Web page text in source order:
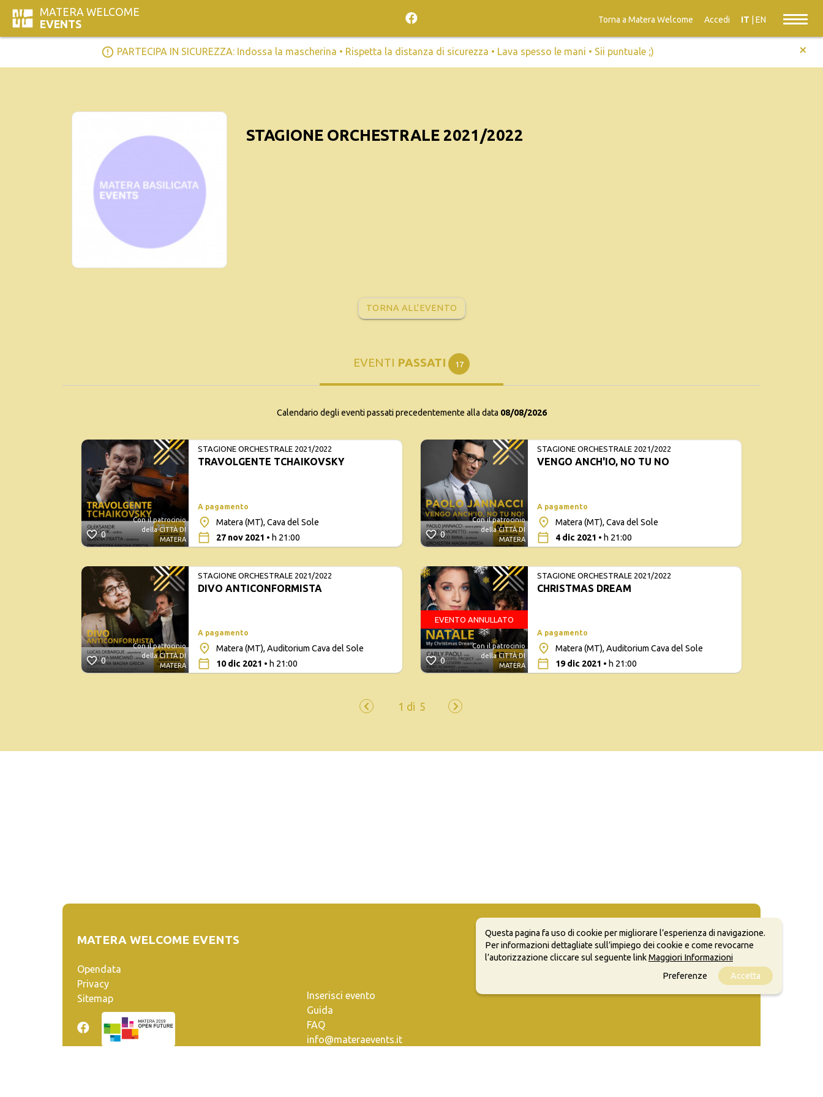
MATERA WELCOME
EVENTS
Torna a Matera Welcome Accedi IT EN
error_outline PARTECIPA IN SICUREZZA: Indossa la mascherina • Rispetta la distanza di sicurezza • Lava spesso le mani • Sii puntuale ;) +
STAGIONE ORCHESTRALE 2021/2022
TORNA ALL'EVENTO
EVENTI PASSATI 17
Calendario degli eventi passati precedentemente alla data 08/08/2026
0
Con il patrocinio
della CITTÀ DI
MATERA
STAGIONE ORCHESTRALE 2021/2022
TRAVOLGENTE TCHAIKOVSKY
A pagamento
Matera (MT), Cava del Sole
27 nov 2021 • h 21:00
0
Con il patrocinio
della CITTÀ DI
MATERA
STAGIONE ORCHESTRALE 2021/2022
DIVO ANTICONFORMISTA
A pagamento
Matera (MT), Auditorium Cava del Sole
10 dic 2021 • h 21:00
0
Con il patrocinio
della CITTÀ DI
MATERA
STAGIONE ORCHESTRALE 2021/2022
VENGO ANCH'IO, NO TU NO
A pagamento
Matera (MT), Cava del Sole
4 dic 2021 • h 21:00
0
EVENTO ANNULLATO
Con il patrocinio
della CITTÀ DI
MATERA
STAGIONE ORCHESTRALE 2021/2022
CHRISTMAS DREAM
A pagamento
Matera (MT), Auditorium Cava del Sole
19 dic 2021 • h 21:00
MATERA WELCOME EVENTS
Opendata
Privacy
Sitemap
Inserisci evento
Guida
FAQ
info@materaevents.it
Questa pagina fa uso di cookie per migliorare l’esperienza di navigazione.
Per informazioni dettagliate sull’impiego dei cookie e come revocarne
l’autorizzazione cliccare sul seguente linkMaggiori Informazioni
Preferenze
Accetta